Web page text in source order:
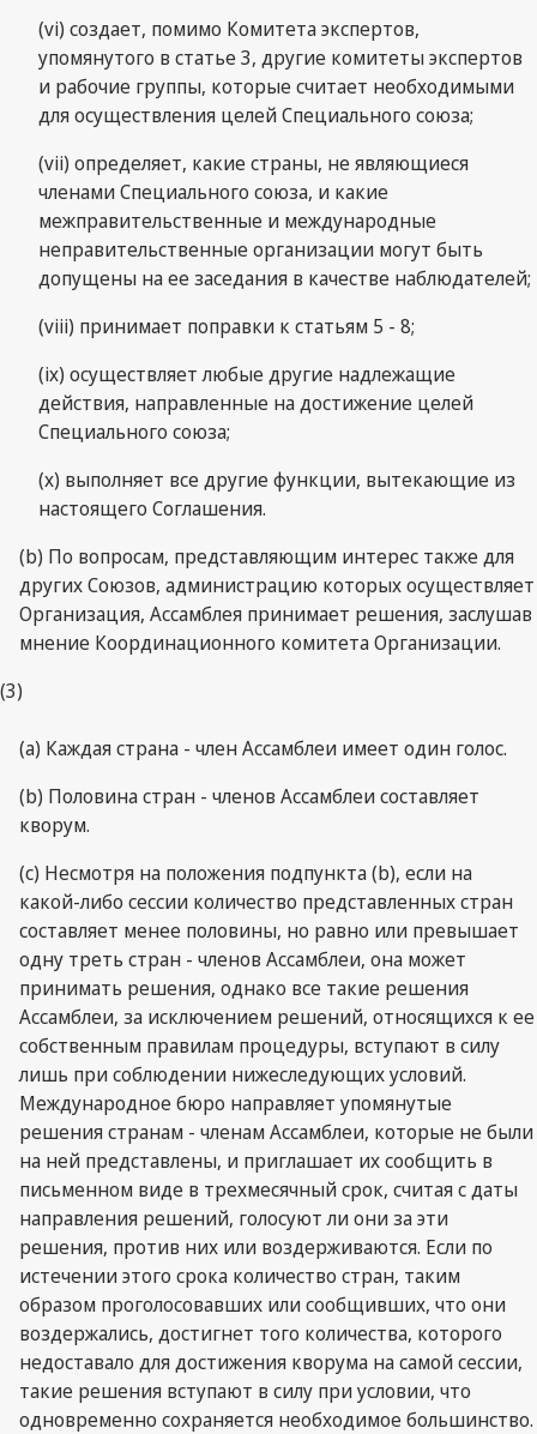
(vi) создает, помимо Комитета экспертов,
упомянутого в статье 3, другие комитеты экспертов
и рабочие группы, которые считает необходимыми
для осуществления целей Специального союза;
(vii) определяет, какие страны, не являющиеся
членами Специального союза, и какие
межправительственные и международные
неправительственные организации могут быть
допущены на ее заседания в качестве наблюдателей;
(viii) принимает поправки к статьям 5 - 8;
(ix) осуществляет любые другие надлежащие
действия, направленные на достижение целей
Специального союза;
(x) выполняет все другие функции, вытекающие из
настоящего Соглашения.
(b) По вопросам, представляющим интерес также для
других Союзов, администрацию которых осуществляет
Организация, Ассамблея принимает решения, заслушав
мнение Координационного комитета Организации.
(3)
(a) Каждая страна - член Ассамблеи имеет один голос.
(b) Половина стран - членов Ассамблеи составляет
кворум.
(c) Несмотря на положения подпункта (b), если на
какой-либо сессии количество представленных стран
составляет менее половины, но равно или превышает
одну треть стран - членов Ассамблеи, она может
принимать решения, однако все такие решения
Ассамблеи, за исключением решений, относящихся к ее
собственным правилам процедуры, вступают в силу
лишь при соблюдении нижеследующих условий.
Международное бюро направляет упомянутые
решения странам - членам Ассамблеи, которые не были
на ней представлены, и приглашает их сообщить в
письменном виде в трехмесячный срок, считая с даты
направления решений, голосуют ли они за эти
решения, против них или воздерживаются. Если по
истечении этого срока количество стран, таким
образом проголосовавших или сообщивших, что они
воздержались, достигнет того количества, которого
недоставало для достижения кворума на самой сессии,
такие решения вступают в силу при условии, что
одновременно сохраняется необходимое большинство.